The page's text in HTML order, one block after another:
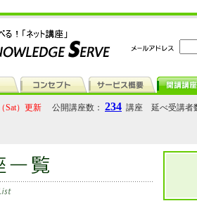
Sat）更新 公開講座数： 234 講座 延べ受講者